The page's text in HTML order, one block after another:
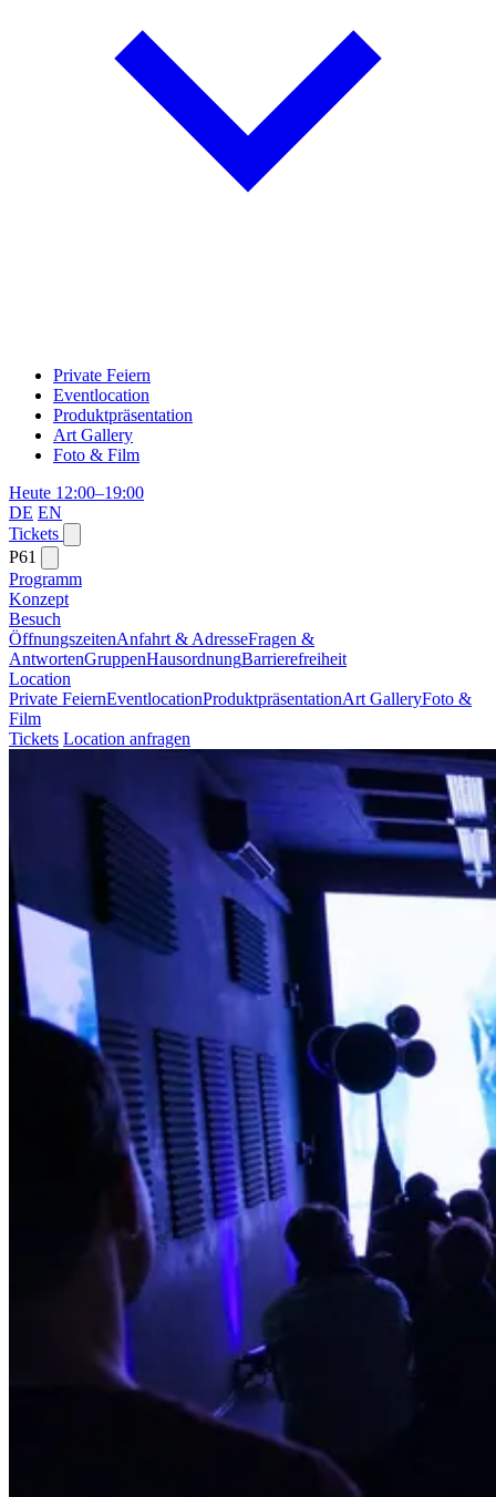
Private Feiern
Eventlocation
Produktpräsentation
Art Gallery
Foto & Film
Heute 12:00–19:00
DE EN
Tickets
P61
Programm
Konzept
Besuch
ÖffnungszeitenAnfahrt & AdresseFragen &
AntwortenGruppenHausordnungBarrierefreiheit
Location
Private FeiernEventlocationProduktpräsentationArt GalleryFoto &
Film
Tickets Location anfragen